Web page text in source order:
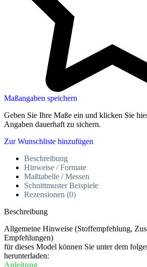
Maßangaben speichern
Geben Sie Ihre Maße ein und klicken Sie
Angaben dauerhaft zu sichern.
Zur Wunschliste hinzufügen
Beschreibung
Hinweise / Formate
Maßtabelle / Messen
Schnittmuster Beispiele
Rezensionen (0)
Beschreibung
Allgemeine Hinweise (Stoffempfehlung,
Empfehlungen)
für dieses Model können Sie unter dem
herunterladen:
Anleitung